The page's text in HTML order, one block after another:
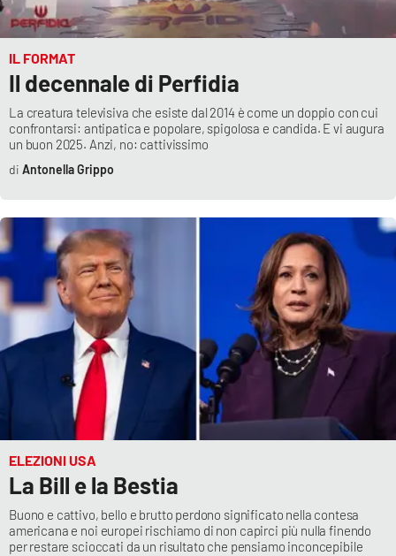
IL FORMAT
Il decennale di Perfidia
La creatura televisiva che esiste dal 2014 è come un doppio con cui
confrontarsi: antipatica e popolare, spigolosa e candida. E vi augura
un buon 2025. Anzi, no: cattivissimo
Antonella Grippo
ELEZIONI USA
La Bill e la Bestia
Buono e cattivo, bello e brutto perdono significato nella contesa
americana e noi europei rischiamo di non capirci più nulla finendo
per restare scioccati da un risultato che pensiamo inconcepibile